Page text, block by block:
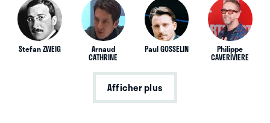
Stefan ZWEIG Arnaud
CATHRINE
Paul GOSSELIN Philippe
CAVERIVIERE
Afficher plus